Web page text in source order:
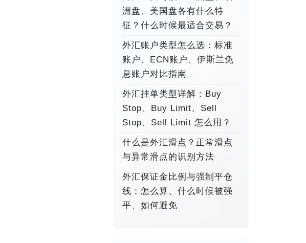
洲盘、美国盘各有什么特
征？什么时候最适合交易？
外汇账户类型怎么选：标准
账户、ECN账户、伊斯兰免
息账户对比指南
外汇挂单类型详解：Buy
Stop、Buy Limit、Sell
Stop、Sell Limit 怎么用？
什么是外汇滑点？正常滑点
与异常滑点的识别方法
外汇保证金比例与强制平仓
线：怎么算、什么时候被强
平、如何避免